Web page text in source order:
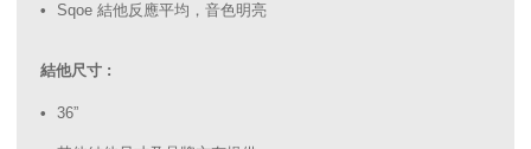
Sqoe 結他反應平均，音色明亮
結他尺寸 :
36”